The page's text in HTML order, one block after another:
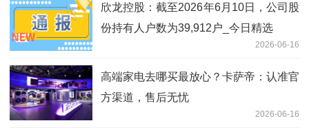
欣龙控股：截至2026年6月10日，公司股
份持有人户数为39,912户_今日精选
2026-06-16
高端家电去哪买最放心？卡萨帝：认准官
方渠道，售后无忧
2026-06-16